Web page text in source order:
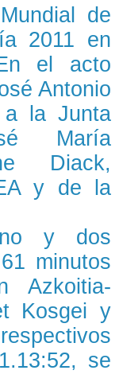
de
2011 en
el acto
Antonio
a la Junta
María
Diack,
y de la
y dos
minutos
Azkoitia-
Kosgei y
se